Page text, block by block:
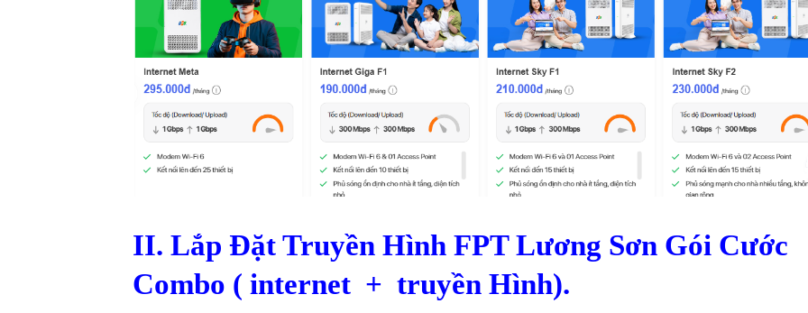
II. Lắp Đặt Truyền Hình FPT Lương Sơn Gói Cước
Combo ( internet + truyền Hình).